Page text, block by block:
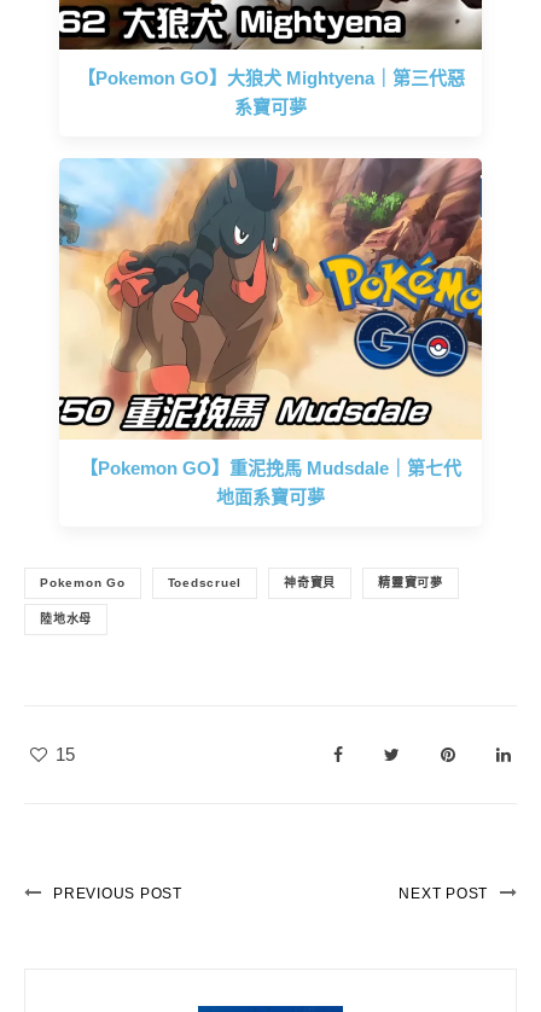
【Pokemon GO】大狼犬 Mightyena｜第三代惡
系寶可夢
【Pokemon GO】重泥挽馬 Mudsdale｜第七代
地面系寶可夢
Pokemon Go Toedscruel 神奇寶貝 精靈寶可夢
陸地水母
15
PREVIOUS POST NEXT POST